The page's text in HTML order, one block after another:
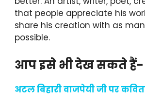
that people appreciate his
share his creation with as
possible.
आप इसे भी देख सकते हैं-
अटल बिहारी वाजपेयी जी पर